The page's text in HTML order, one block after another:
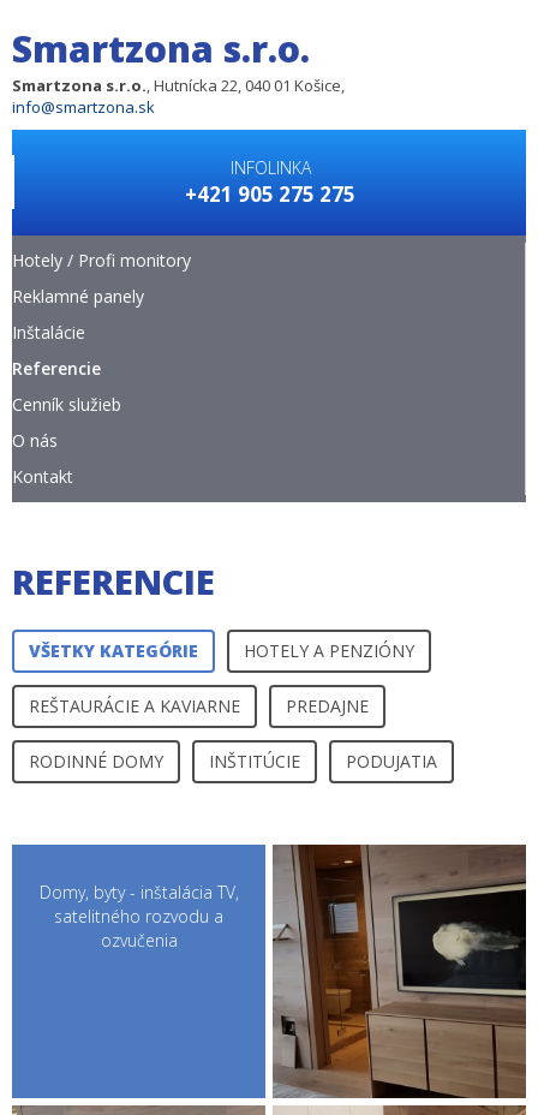
Smartzona s.r.o.
Smartzona s.r.o., Hutnícka 22, 040 01 Košice,
info@smartzona.sk
INFOLINKA
+421 905 275 275
Hotely / Profi monitory
Reklamné panely
Inštalácie
Referencie
Cenník služieb
O nás
Kontakt
REFERENCIE
VŠETKY KATEGÓRIE HOTELY A PENZIÓNY
REŠTAURÁCIE A KAVIARNE PREDAJNE
RODINNÉ DOMY INŠTITÚCIE PODUJATIA
Domy, byty - inštalácia TV,
satelitného rozvodu a
ozvučenia